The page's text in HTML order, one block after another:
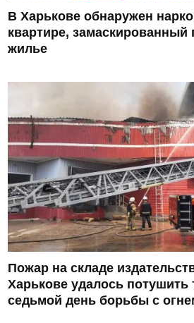
В Харькове обнаружен
квартире,
жилье
Пожар на складе
Харькове удалось потушить
седьмой день борьбы с